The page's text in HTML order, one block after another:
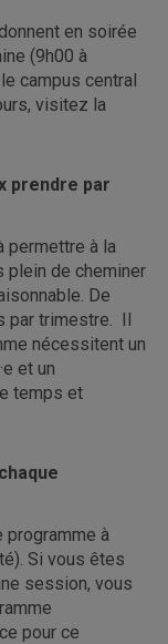
en soirée
(9h00 à
campus central
visitez la
prendre par
permettre à la
plein de cheminer
De
par trimestre. Il
nécessitent un
et un
temps et
programme à
Si vous êtes
session, vous
pour ce